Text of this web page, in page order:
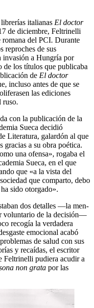
italianas El doctor
de diciembre, Feltrinelli
romana del PCI. Durante
reproches de sus
invasión a Hungría por
de los títulos que publicaba
de El doctor
incluso antes de que se
las ediciones
ruso.
con la publicación de la
Sueca decidió
Literatura, galardón al que
gracias a su obra poética.
una ofensa», rogaba el
Sueca, en el que
que «a la vista del
que comparto, debo
sido otorgado».
dos detalles —la men­
voluntario de la decisión—
recogía la verdadera
emocional acabó
de salud con sus
y recaídas, el escritor
Feltrinelli pudiera acudir a
non grata por las